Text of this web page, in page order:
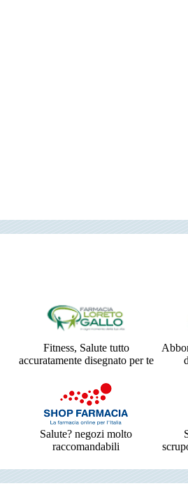
Fitness, Salute tutto
accuratamente disegnato per te
Salute? negozi molto
raccomandabili